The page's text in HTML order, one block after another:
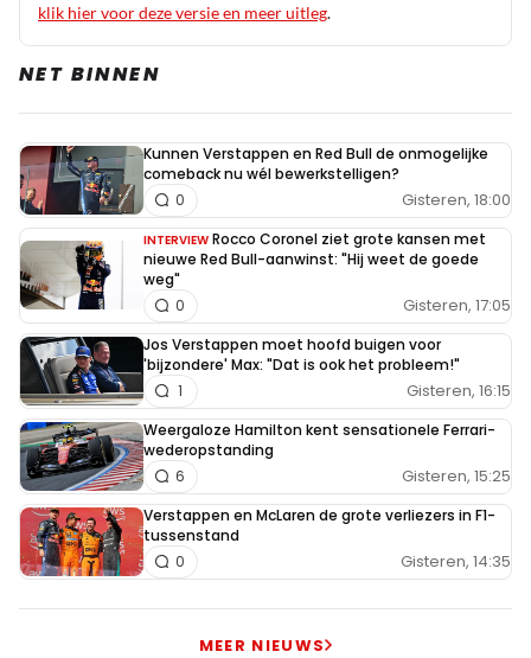
klik hier voor deze versie en meer uitleg.
NET BINNEN
Kunnen Verstappen en Red Bull de onmogelijke
comeback nu wél bewerkstelligen?
Gisteren, 18:00
0
INTERVIEW Rocco Coronel ziet grote kansen met
nieuwe Red Bull-aanwinst: "Hij weet de goede
weg"
Gisteren, 17:05
0
Jos Verstappen moet hoofd buigen voor
'bijzondere' Max: "Dat is ook het probleem!"
Gisteren, 16:15
1
Weergaloze Hamilton kent sensationele Ferrari-
wederopstanding
Gisteren, 15:25
6
Verstappen en McLaren de grote verliezers in F1-
tussenstand
Gisteren, 14:35
0
MEER NIEUWS